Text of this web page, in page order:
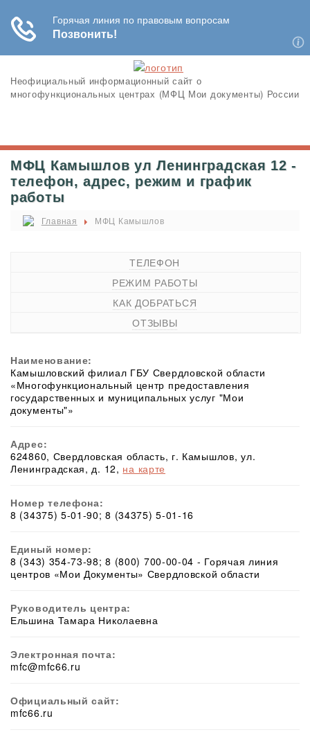
Неофициальный информационный сайт о
многофункциональных центрах (МФЦ Мои документы) России
МФЦ Камышлов ул Ленинградская 12 -
телефон, адрес, режим и график
работы
Главная МФЦ Камышлов
ТЕЛЕФОН
РЕЖИМ РАБОТЫ
КАК ДОБРАТЬСЯ
ОТЗЫВЫ
Наименование:
Камышловский филиал ГБУ Свердловской области
«Многофункциональный центр предоставления
государственных и муниципальных услуг "Мои
документы"»
Адрес:
624860, Свердловская область, г. Камышлов, ул.
Ленинградская, д. 12, на карте
Номер телефона:
8 (34375) 5-01-90; 8 (34375) 5-01-16
Единый номер:
8 (343) 354-73-98; 8 (800) 700-00-04 - Горячая линия
центров «Мои Документы» Свердловской области
Руководитель центра:
Ельшина Тамара Николаевна
Электронная почта:
mfc@mfc66.ru
Официальный сайт:
mfc66.ru